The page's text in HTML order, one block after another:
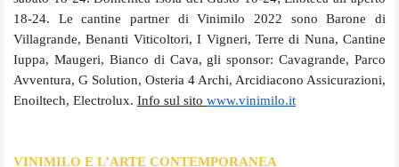
18-24. Le cantine partner di Vinimilo 2022 sono Barone di
Villagrande, Benanti Viticoltori, I Vigneri, Terre di Nuna, Cantine
Iuppa, Maugeri, Bianco di Cava, gli sponsor: Cavagrande, Parco
Avventura, G Solution, Osteria 4 Archi, Arcidiacono Assicurazioni,
Enoiltech, Electrolux. Info sul sito www.vinimilo.it
VINIMILO E L’ARTE CONTEMPORANEA